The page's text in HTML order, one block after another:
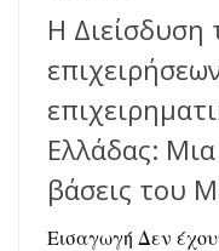
Η Διείσδυση
Ελλάδας:
βάσεις του
Εισαγωγή Δεν